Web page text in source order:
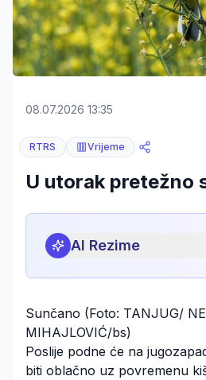
08.07.2026 13:35
RTRS Vrijeme
U utorak pretežno
AI Rezime
Sunčano (Foto: TANJUG/
MIHAJLOVIĆ/bs)
Poslije podne će na
biti oblačno uz povremenu